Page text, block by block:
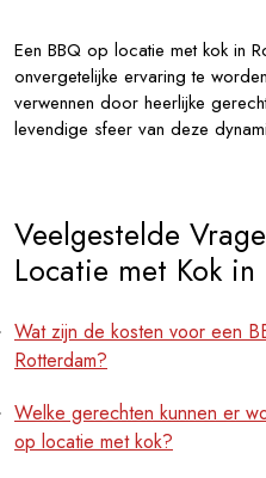
Een BBQ op locatie met kok in
onvergetelijke ervaring te
verwennen door heerlijke
levendige sfeer van deze
Veelgestelde
Locatie met Kok
Wat zijn de kosten voor een
Rotterdam?
Welke gerechten kunnen er
op locatie met kok?